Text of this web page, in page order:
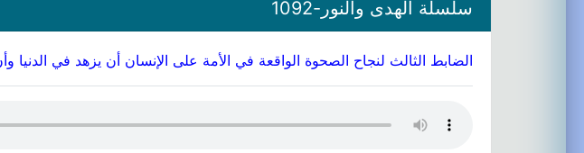
سلسلة الهدى والنور-1092
الضابط الثالث لنجاح الصحوة الواقعة في الأمة على الإنسان أن يزهد في الدنيا